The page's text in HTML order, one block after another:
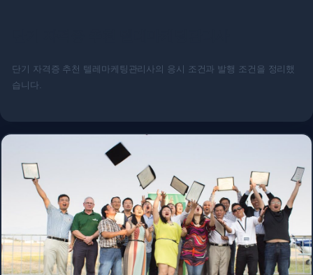
단기 자격증 추천 텔레마케팅관리사의 응시 조건과 발행 조건을 정리했
습니다.